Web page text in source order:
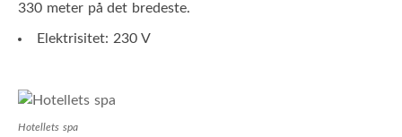
330 meter på det bredeste.
Elektrisitet: 230 V
Hotellets spa